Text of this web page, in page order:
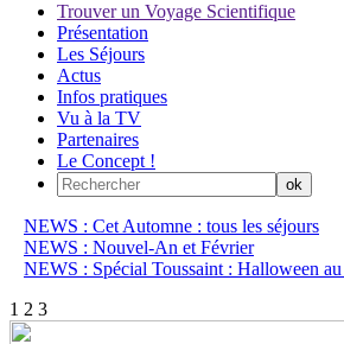
Trouver un Voyage Scientifique
Présentation
Les Séjours
Actus
Infos pratiques
Vu à la TV
Partenaires
Le Concept !
NEWS : Cet Automne : tous les séjours
NEWS : Nouvel-An et Février
NEWS : Spécial Toussaint : Halloween
1 2 3